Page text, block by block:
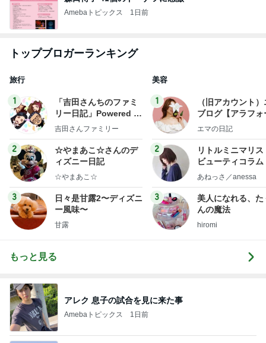
Amebaトピックス 1日前
トップブロガーランキング
旅行
1
「吉田さんちのファミ
リー日記」Powered b
y Ameba 吉田さんファ
ログ
吉田さんファミリー
2
☆やまあこ☆さんのデ
ィズニー日記
☆やまあこ☆
3
日々是甘露2〜ディズニ
ー風味〜
甘露
美容
1
（旧アカウント
ブログ【アラフォ
社売却セカンドラ
エマの日記
2
リトルミニマリス
ビューティコラ
little
あねっさ／anessa
3
美人になれる、た
んの魔法
hiromi
もっと見る
アレク 息子の試合を見に来た事
Amebaトピックス 1日前